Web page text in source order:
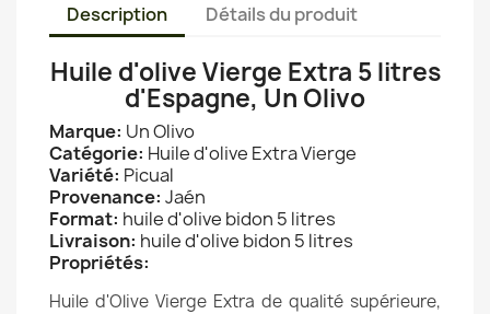
Description Détails du produit
Huile d'olive Vierge Extra 5 litres
d'Espagne, Un Olivo
Marque: Un Olivo
Catégorie: Huile d'olive Extra Vierge
Variété: Picual
Provenance: Jaén
Format: huile d'olive bidon 5 litres
Livraison: huile d'olive bidon 5 litres
Propriétés:
Huile d'Olive Vierge Extra de qualité supérieure,